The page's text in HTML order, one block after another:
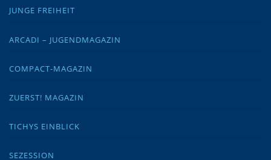
JUNGE FREIHEIT
ARCADI – JUGENDMAGAZIN
COMPACT-MAGAZIN
ZUERST! MAGAZIN
TICHYS EINBLICK
SEZESSION